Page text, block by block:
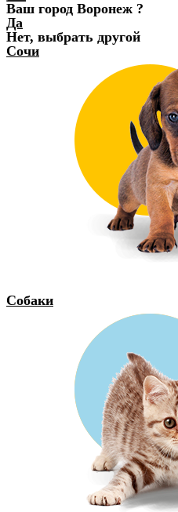
Ваш город Воронеж ?
Да
Нет, выбрать другой
Сочи
Собаки